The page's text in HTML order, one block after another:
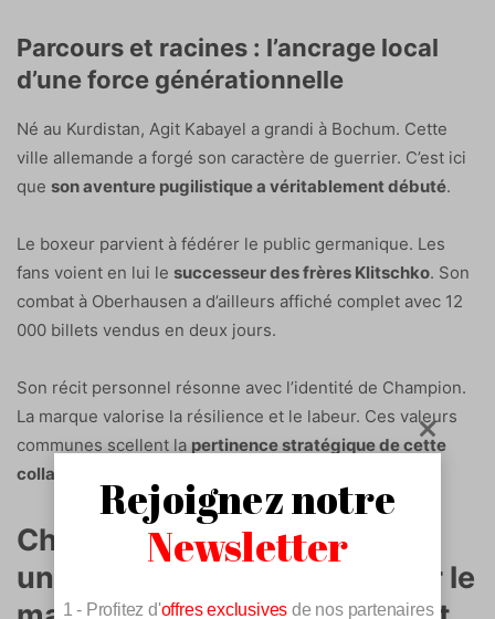
Parcours et racines : l’ancrage local
d’une force générationnelle
Né au Kurdistan, Agit Kabayel a grandi à Bochum. Cette
ville allemande a forgé son caractère de guerrier. C’est ici
que son aventure pugilistique a véritablement débuté.
Le boxeur parvient à fédérer le public germanique. Les
fans voient en lui le successeur des frères Klitschko. Son
combat à Oberhausen a d’ailleurs affiché complet avec 12
000 billets vendus en deux jours.
Son récit personnel résonne avec l’identité de Champion.
La marque valorise la résilience et le labeur. Ces valeurs
communes scellent la pertinence stratégique de cette
collaboration
Champion EMEA en Europe :
une offensive stratégique sur le
Rejoignez notre
Newsletter
1 - Profitez d'offres exclusives de nos partenaires